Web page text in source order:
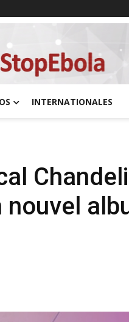
INTERNATIONALES
nouvel